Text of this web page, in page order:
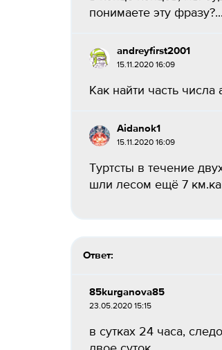
понимаете эту фразу?...
andreyfirst2001
15.11.2020 16:09
Как найти часть
Aidanok1
15.11.2020 16:09
Туртсты в течение
шли лесом ещё 7
Ответ:
85kurganova85
23.05.2020 15:15
в сутках 24 часа,